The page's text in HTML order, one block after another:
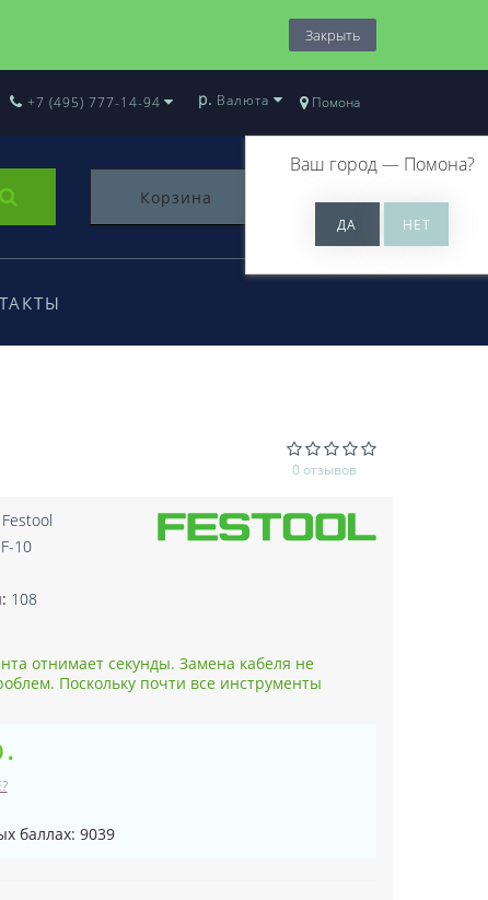
Закрыть
Помона
Ваш город — Помона?
+7 (495) 777-14-94 р. Валюта
Корзина 0
0 отзывов
Festool
10
108
отнимает секунды. Замена кабеля не
Поскольку почти все инструменты
баллах: 9039